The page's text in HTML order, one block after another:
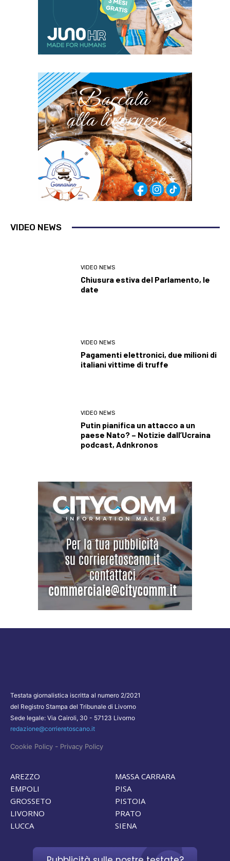
VIDEO NEWS
VIDEO NEWS
Chiusura estiva del Parlamento, le
date
VIDEO NEWS
Pagamenti elettronici, due milioni di
italiani vittime di truffe
VIDEO NEWS
Putin pianifica un attacco a un
paese Nato? – Notizie dall’Ucraina
podcast, Adnkronos
Testata giornalistica iscritta al numero 2/2021
del Registro Stampa del Tribunale di Livorno
Sede legale: Via Cairoli, 30 - 57123 Livorno
redazione@corrieretoscano.it
Cookie Policy - Privacy Policy
AREZZO
EMPOLI
GROSSETO
LIVORNO
LUCCA
MASSA CARRARA
PISA
PISTOIA
PRATO
SIENA